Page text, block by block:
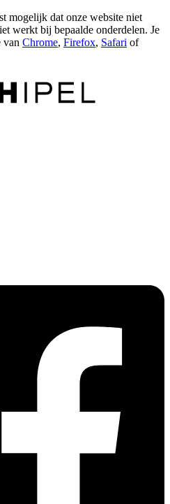
mogelijk dat onze website niet
werkt bij bepaalde onderdelen. Je
van Chrome, Firefox, Safari of